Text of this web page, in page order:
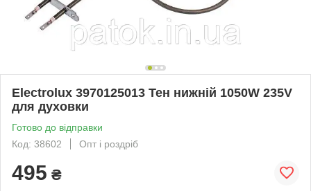
Electrolux 3970125013 Тен нижній 1050W 235V
для духовки
Готово до відправки
Код: 38602
Опт і роздріб
495 ₴